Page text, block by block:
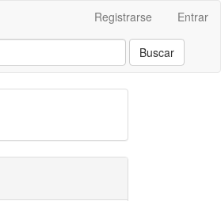
Registrarse Entrar
Buscar